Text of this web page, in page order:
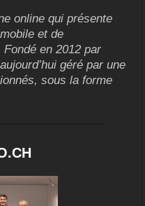
online qui présente
et de
Fondé en 2012 par
géré par une
sous la forme